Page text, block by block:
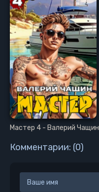
Мастер 4 - Валерий Чащин
Комментарии: (0)